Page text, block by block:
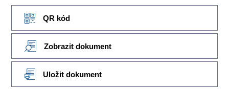
QR kód
Zobrazit dokument
Uložit dokument